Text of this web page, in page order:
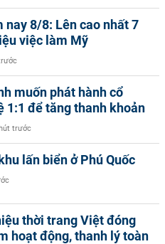
nay 8/8: Lên cao nhất 7
việc làm Mỹ
muốn phát hành cổ
1:1 để tăng thanh khoản
trước
lấn biển ở Phú Quốc
thời trang Việt đóng
hoạt động, thanh lý toàn